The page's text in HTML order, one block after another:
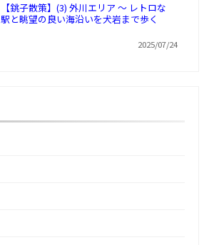
【銚子散策】(3) 外川エリア ～ レトロな
駅と眺望の良い海沿いを犬岩まで歩く
2025/07/24